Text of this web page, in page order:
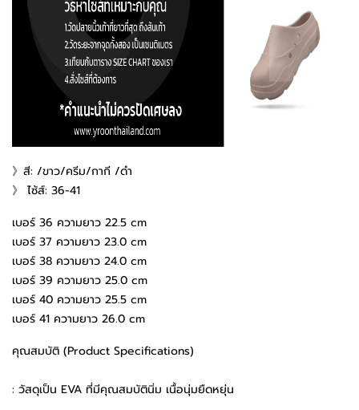
》สี: /ขาว/ครีม/กากี /ดำ
》 ไซ้ส์: 36-41
เบอร์ 36 ความยาว 22.5 cm
เบอร์ 37 ความยาว 23.0 cm
เบอร์ 38 ความยาว 24.0 cm
เบอร์ 39 ความยาว 25.0 cm
เบอร์ 40 ความยาว 25.5 cm
เบอร์ 41 ความยาว 26.0 cm
คุณสมบัติ (Product Specifications)
: วัสดุเป็น EVA ที่มีคุณสมบัตินิ่ม เนื้อนุ่มยืดหยุ่น